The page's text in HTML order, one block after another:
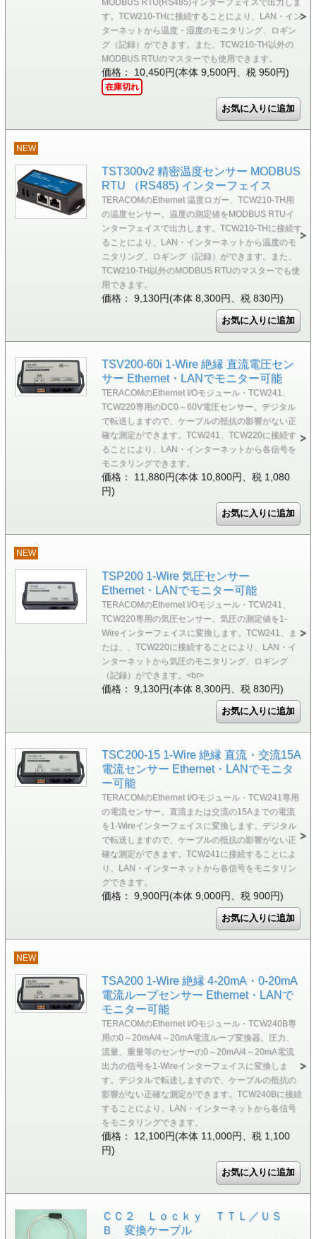
MODBUS RTU(RS485)インターフェイスで出力しま
す。TCW210-THに接続することにより、LAN・イン
ターネットから温度・湿度のモニタリング、ロギン
グ（記録）ができます。また、TCW210-TH以外の
MODBUS RTUのマスターでも使用できます。
価格： 10,450円(本体 9,500円、税 950円)
在庫切れ
NEW
TST300v2 精密温度センサー MODBUS
RTU （RS485) インターフェイス
TERACOMのEthernet 温度ロガー、TCW210-TH用
の温度センサー。温度の測定値をMODBUS RTUイ
ンターフェイスで出力します。TCW210-THに接続す
ることにより、LAN・インターネットから温度のモ
ニタリング、ロギング（記録）ができます。また、
TCW210-TH以外のMODBUS RTUのマスターでも使
用できます。
価格： 9,130円(本体 8,300円、税 830円)
TSV200-60i 1-Wire 絶縁 直流電圧セン
サー Ethernet・LANでモニター可能
TERACOMのEthernet I/Oモジュール・TCW241、
TCW220専用のDC0～60V電圧センサー。デジタル
で転送しますので、ケーブルの抵抗の影響がない正
確な測定ができます。TCW241、TCW220に接続す
ることにより、LAN・インターネットから各信号を
モニタリングできます。
価格： 11,880円(本体 10,800円、税 1,080
円)
NEW
TSP200 1-Wire 気圧センサー
Ethernet・LANでモニター可能
TERACOMのEthernet I/Oモジュール・TCW241、
TCW220専用の気圧センサー。気圧の測定値を1-
Wireインターフェイスに変換します。TCW241、ま
たは、、TCW220に接続することにより、LAN・イ
ンターネットから気圧のモニタリング、ロギング
（記録）ができます。<br>
価格： 9,130円(本体 8,300円、税 830円)
TSC200-15 1-Wire 絶縁 直流・交流15A
電流センサー Ethernet・LANでモニタ
ー可能
TERACOMのEthernet I/Oモジュール・TCW241専用
の電流センサー。直流または交流の15Aまでの電流
を1-Wireインターフェイスに変換します。デジタル
で転送しますので、ケーブルの抵抗の影響がない正
確な測定ができます。TCW241に接続することによ
り、LAN・インターネットから各信号をモニタリン
グできます。
価格： 9,900円(本体 9,000円、税 900円)
NEW
TSA200 1-Wire 絶縁 4-20mA・0-20mA
電流ループセンサー Ethernet・LANで
モニター可能
TERACOMのEthernet I/Oモジュール・TCW240B専
用の0～20mA/4～20mA電流ループ変換器。圧力、
流量、重量等のセンサーの0～20mA/4～20mA電流
出力の信号を1-Wireインターフェイスに変換しま
す。デジタルで転送しますので、ケーブルの抵抗の
影響がない正確な測定ができます。TCW240Bに接続
することにより、LAN・インターネットから各信号
をモニタリングできます。
価格： 12,100円(本体 11,000円、税 1,100
円)
ＣＣ２ Ｌｏｃｋｙ ＴＴＬ／ＵＳ
Ｂ 変換ケーブル